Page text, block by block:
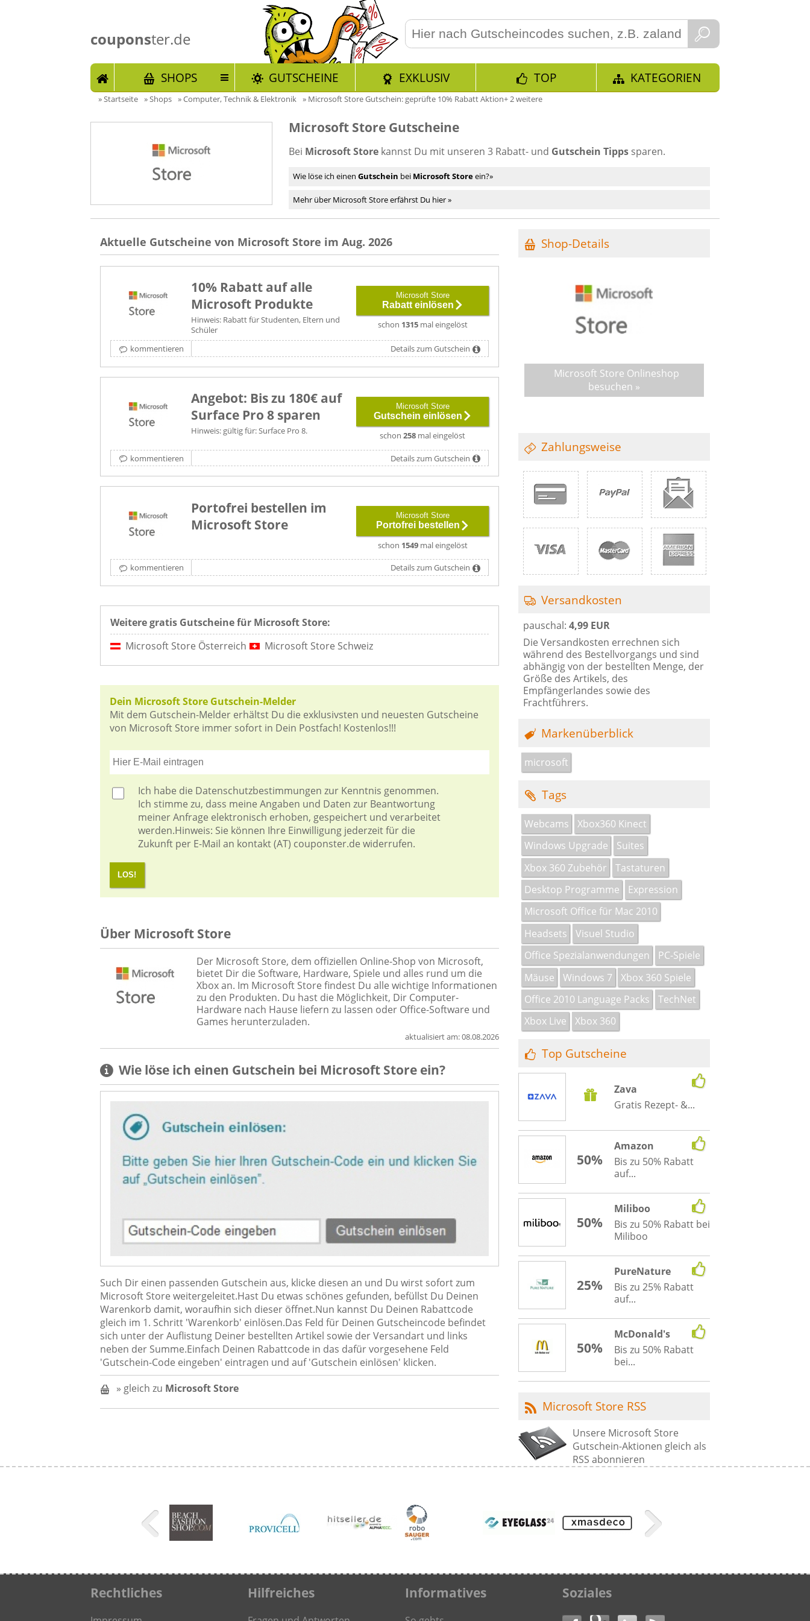
couponster.de
START SHOPS GUTSCHEINE EXKLUSIV TOP KATEGORIEN
»Startseite »Shops »Computer, Technik & Elektronik » Microsoft Store Gutschein: geprüfte 10% Rabatt Aktion+ 2 weitere
Microsoft Store Gutscheine
Bei Microsoft Store kannst Du mit unseren 3 Rabatt- und Gutschein Tipps sparen.
Wie löse ich einen Gutschein bei Microsoft Storeein?»
Mehr über Microsoft Store erfährst Du hier »
Aktuelle Gutscheine von Microsoft Store im Aug. 2026
10% Rabatt auf alle
Microsoft Produkte
Hinweis: Rabatt für Studenten, Eltern und
Schüler
Microsoft Store
Rabatt einlösen
schon 1315mal eingelöst
kommentieren Details zum Gutschein
Angebot: Bis zu 180€ auf
Surface Pro 8 sparen
Hinweis: gültig für: Surface Pro 8.
Microsoft Store
Gutschein einlösen
schon 258 mal eingelöst
kommentieren Details zum Gutschein
Portofrei bestellen im
Microsoft Store
Microsoft Store
Portofrei bestellen
schon 1549mal eingelöst
kommentieren Details zum Gutschein
Weitere gratis Gutscheine für Microsoft Store:
Microsoft Store Österreich
Microsoft Store Schweiz
Dein Microsoft Store Gutschein-Melder
Mit dem Gutschein-Melder erhältst Du die exklusivsten und neuesten Gutscheine
von Microsoft Store immer sofort in Dein Postfach! Kostenlos!!!
Ich habe die Datenschutzbestimmungen zur Kenntnis genommen.
Ich stimme zu, dass meine Angaben und Daten zur Beantwortung
meiner Anfrage elektronisch erhoben, gespeichert und verarbeitet
werden.Hinweis: Sie können Ihre Einwilligung jederzeit für die
Zukunft per E-Mail an kontakt (AT) couponster.de widerrufen.
LOS!
Über Microsoft Store
Der Microsoft Store, dem offiziellen Online-Shop von Microsoft,
bietet Dir die Software, Hardware, Spiele und alles rund um die
Xbox an. Im Microsoft Store findest Du alle wichtige Informationen
zu den Produkten. Du hast die Möglichkeit, Dir Computer-
Hardware nach Hause liefern zu lassen oder Office-Software und
Games herunterzuladen.
aktualisiert am:08.08.2026
Wie löse ich einen Gutschein bei Microsoft Store ein?
Such Dir einen passenden Gutschein aus, klicke diesen an und Du wirst sofort zum
Microsoft Store weitergeleitet.Hast Du etwas schönes gefunden, befüllst Du Deinen
Warenkorb damit, woraufhin sich dieser öffnet.Nun kannst Du Deinen Rabattcode
gleich im 1. Schritt 'Warenkorb' einlösen.Das Feld für Deinen Gutscheincode befindet
sich unter der Auflistung Deiner bestellten Artikel sowie der Versandart und links
neben der Summe.Einfach Deinen Rabattcode in das dafür vorgesehene Feld
'Gutschein-Code eingeben' eintragen und auf 'Gutschein einlösen' klicken.
» gleich zu Microsoft Store
Shop-Details
Microsoft Store Onlineshop
besuchen »
Zahlungsweise
Versandkosten
pauschal: 4,99 EUR
Die Versandkosten errechnen sich
während des Bestellvorgangs und sind
abhängig von der bestellten Menge, der
Größe des Artikels, des
Empfängerlandes sowie des
Frachtführers.
Markenüberblick
microsoft
Tags
Webcams
Xbox360 Kinect
Windows Upgrade
Suites
Xbox 360 Zubehör
Tastaturen
Desktop Programme
Expression
Microsoft Office für Mac 2010
Headsets
Visuel Studio
Office Spezialanwendungen
PC-Spiele
Mäuse
Windows 7
Xbox 360 Spiele
Office 2010 Language Packs
TechNet
Xbox Live
Xbox 360
Top Gutscheine
Zava
Gratis Rezept- &...
50%
Amazon
Bis zu 50% Rabatt
auf...
50%
Miliboo
Bis zu 50% Rabatt bei
Miliboo
25%
PureNature
Bis zu 25% Rabatt
auf...
50%
McDonald's
Bis zu 50% Rabatt
bei...
Microsoft Store RSS
Unsere Microsoft Store
Gutschein-Aktionen gleich als
RSS abonnieren
Rechtliches Hilfreiches Informatives Soziales